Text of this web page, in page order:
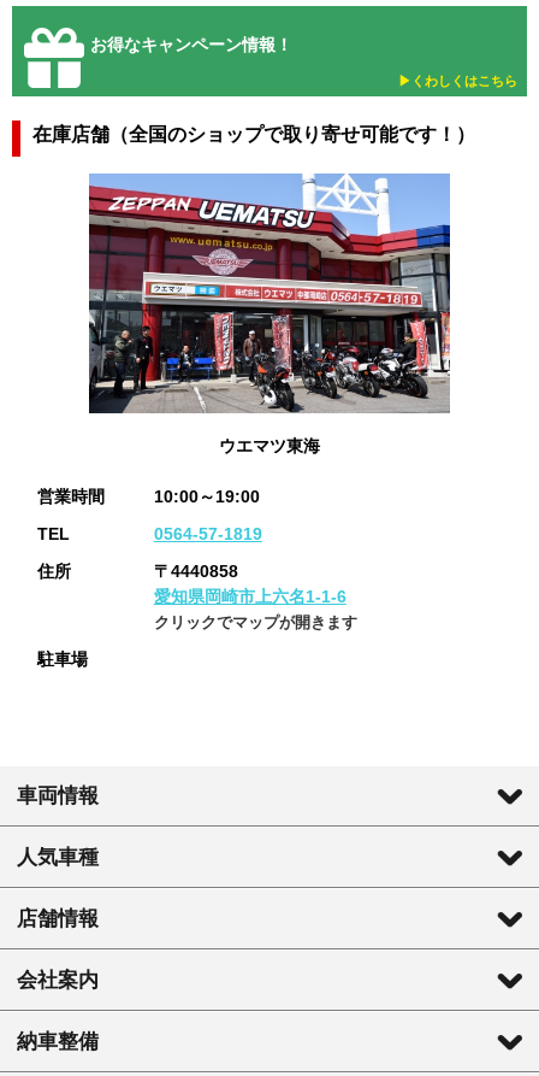
お得なキャンペーン情報！
▶︎くわしくはこちら
在庫店舗（全国のショップで取り寄せ可能です！）
ウエマツ東海
営業時間
10:00～19:00
TEL
0564-57-1819
住所
〒4440858
愛知県岡崎市上六名1-1-6
クリックでマップが開きます
駐車場
車両情報
人気車種
店舗情報
会社案内
納車整備